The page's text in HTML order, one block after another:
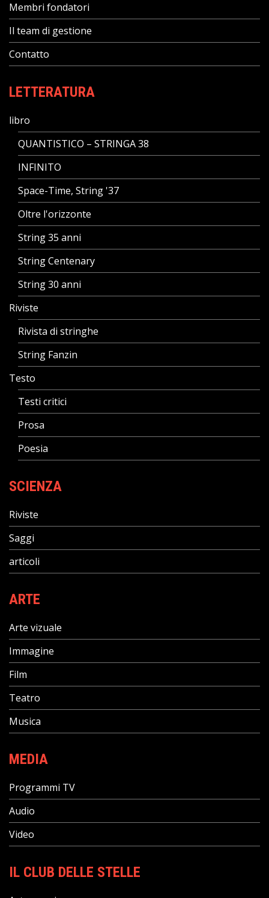
Membri fondatori
Il team di gestione
Contatto
LETTERATURA
libro
QUANTISTICO – STRINGA 38
INFINITO
Space-Time, String '37
Oltre l'orizzonte
String 35 anni
String Centenary
String 30 anni
Riviste
Rivista di stringhe
String Fanzin
Testo
Testi critici
Prosa
Poesia
SCIENZA
Riviste
Saggi
articoli
ARTE
Arte vizuale
Immagine
Film
Teatro
Musica
MEDIA
Programmi TV
Audio
Video
IL CLUB DELLE STELLE